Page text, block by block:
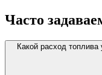
Часто
Какой расход